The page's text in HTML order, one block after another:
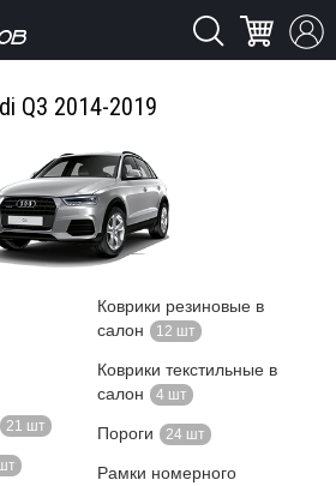
Q3 2014-2019
21 шт
Коврики резиновые в
салон
12 шт
Коврики текстильные в
салон
4 шт
Пороги 24 шт
Рамки номерного